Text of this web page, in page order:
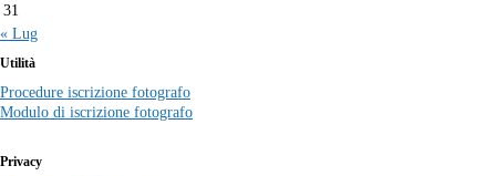
31
« Lug
Utilità
Procedure iscrizione fotografo
Modulo di iscrizione fotografo
Privacy